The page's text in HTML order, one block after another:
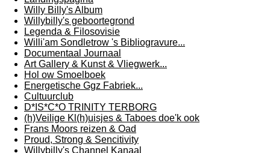
Willy Billy's Album
Willybilly's geboortegrond
Legenda & Filosovisie
Willi'am Sondletrow 's Bibliogravure...
Documentaal Journaal
Art Gallery & Kunst & Vliegwerk...
Hol ow Smoelboek
Energetische Ggz Fabriek...
Cultuurclub
D*IS*C*O TRINITY TERBORG
(h)Veilige Kl(h)uisjes & Taboes doe'k ook
Frans Moors reizen & Oad
Proud, Strong & Sencitivity
Willybilly's Channel Kanaal